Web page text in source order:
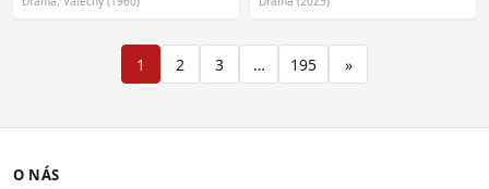
1 2 3 … 195 »
O NÁS